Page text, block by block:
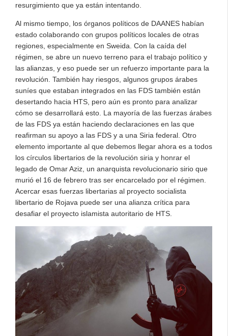
resurgimiento que ya están intentando.
Al mismo tiempo, los órganos políticos de DAANES habían
estado colaborando con grupos políticos locales de otras
regiones, especialmente en Sweida. Con la caída del
régimen, se abre un nuevo terreno para el trabajo político y
las alianzas, y eso puede ser un refuerzo importante para la
revolución. También hay riesgos, algunos grupos árabes
suníes que estaban integrados en las FDS también están
desertando hacia HTS, pero aún es pronto para analizar
cómo se desarrollará esto. La mayoría de las fuerzas árabes
de las FDS ya están haciendo declaraciones en las que
reafirman su apoyo a las FDS y a una Siria federal. Otro
elemento importante al que debemos llegar ahora es a todos
los círculos libertarios de la revolución siria y honrar el
legado de Omar Aziz, un anarquista revolucionario sirio que
murió el 16 de febrero tras ser encarcelado por el régimen.
Acercar esas fuerzas libertarias al proyecto socialista
libertario de Rojava puede ser una alianza crítica para
desafiar el proyecto islamista autoritario de HTS.